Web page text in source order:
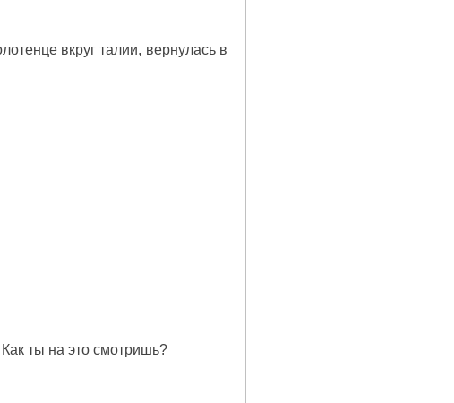
вкруг талии, вернулась в
ты на это смотришь?